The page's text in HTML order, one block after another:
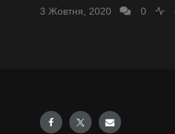
3 Жовтня, 2020 0